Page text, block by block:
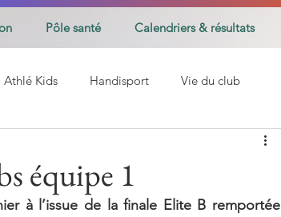
Pôle santé Calendriers & résultats
Athlé Kids Handisport Vie du club
équipe 1
à l’issue de la finale Elite B remportée